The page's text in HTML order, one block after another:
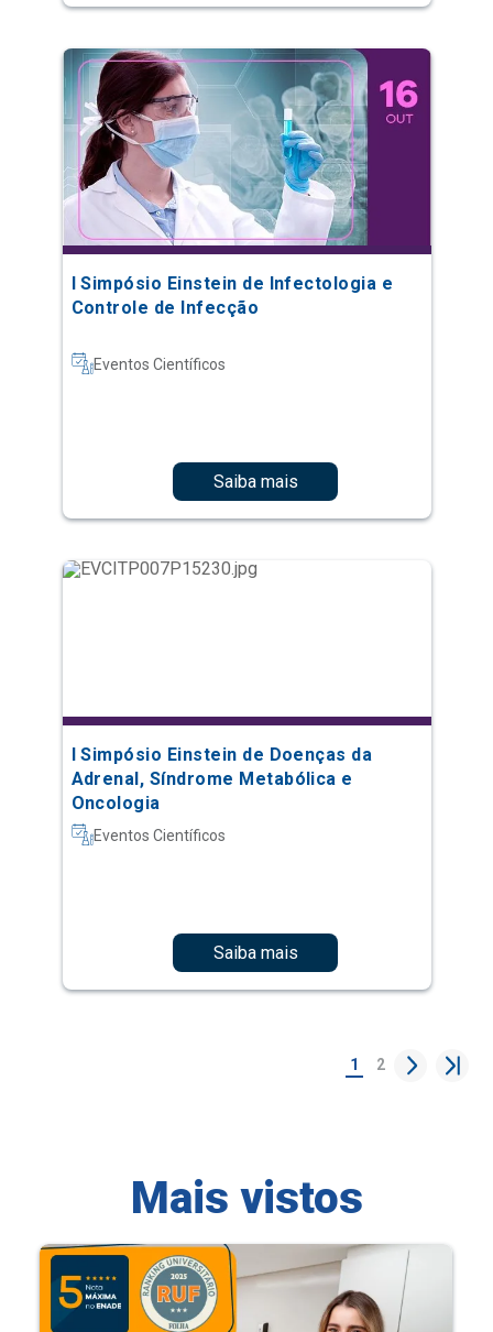
I Simpósio Einstein de Infectologia e
Controle de Infecção
Eventos Científicos
Saiba mais
I Simpósio Einstein de Doenças da
Adrenal, Síndrome Metabólica e
Oncologia
Eventos Científicos
Saiba mais
1 2
Mais vistos